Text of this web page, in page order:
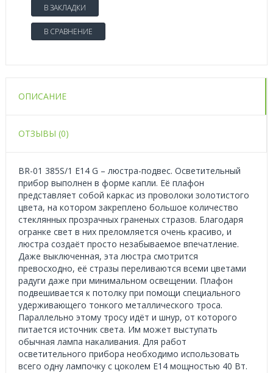
В ЗАКЛАДКИ
В СРАВНЕНИЕ
ОПИСАНИЕ
ОТЗЫВЫ (0)
BR-01 385S/1 E14 G – люстра-подвес. Осветительный
прибор выполнен в форме капли. Её плафон
представляет собой каркас из проволоки золотистого
цвета, на котором закреплено большое количество
стеклянных прозрачных граненых стразов. Благодаря
огранке свет в них преломляется очень красиво, и
люстра создаёт просто незабываемое впечатление.
Даже выключенная, эта люстра смотрится
превосходно, её стразы переливаются всеми цветами
радуги даже при минимальном освещении. Плафон
подвешивается к потолку при помощи специального
удерживающего тонкого металлического троса.
Параллельно этому тросу идёт и шнур, от которого
питается источник света. Им может выступать
обычная лампа накаливания. Для работ
осветительного прибора необходимо использовать
всего одну лампочку с цоколем Е14 мощностью 40 Вт.